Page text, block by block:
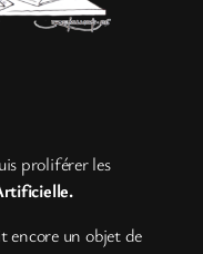
proliférer les
encore un objet de